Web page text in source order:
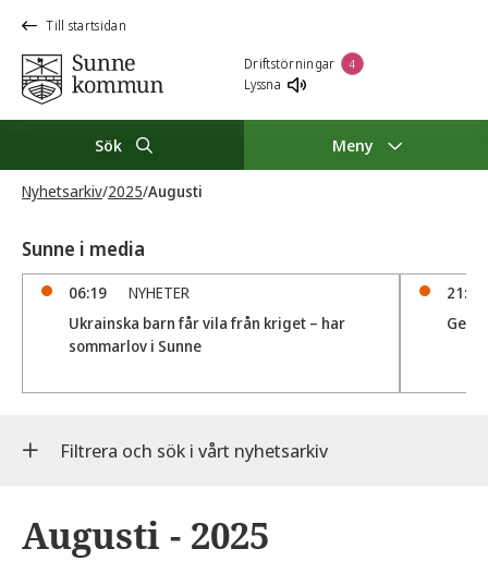
Till startsidan
Driftstörningar 4
Lyssna
Sök Meny
Nyhetsarkiv/2025/Augusti
Sunne i media
06:19
NYHETER
Ukrainska barn får vila från kriget – har
sommarlov i Sunne
21:26
Filtrera och sök i vårt nyhetsarkiv
Augusti - 2025